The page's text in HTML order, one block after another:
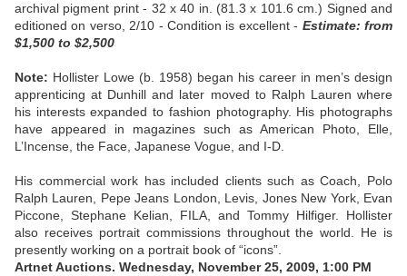
archival pigment print - 32 x 40 in. (81.3 x 101.6 cm.) Signed and
editioned on verso, 2/10 - Condition is excellent - Estimate:from
$1,500 to $2,500
Note: Hollister Lowe (b. 1958) began his career in men’s design
apprenticing at Dunhill and later moved to Ralph Lauren where
his interests expanded to fashion photography. His photographs
have appeared in magazines such as American Photo, Elle,
L’Incense, the Face, Japanese Vogue, and I-D.
His commercial work has included clients such as Coach, Polo
Ralph Lauren, Pepe Jeans London, Levis, Jones New York, Evan
Piccone, Stephane Kelian, FILA, and Tommy Hilfiger. Hollister
also receives portrait commissions throughout the world. He is
presently working on a portrait book of “icons”.
Artnet Auctions. Wednesday, November 25, 2009, 1:00 PM